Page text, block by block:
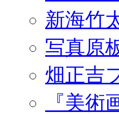
新海竹
写真原
畑正吉
『美